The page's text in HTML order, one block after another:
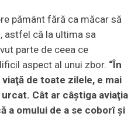
pământ fără ca măcar să
astfel că la ultima sa
parte de ceea ce
aspect al unui zbor. “În
de toate zilele, e mai
Cât ar câştiga aviaţia
a omului de a se coborî şi